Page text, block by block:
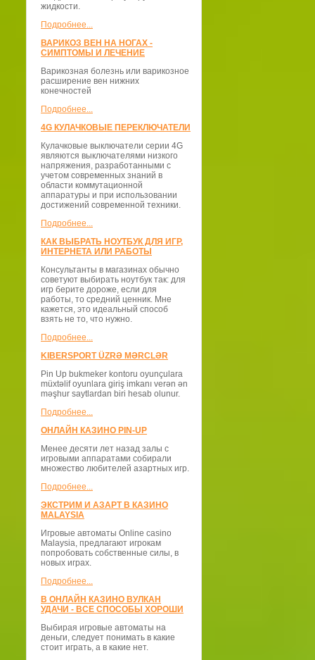
жидкости.
Подробнее...
ВАРИКОЗ ВЕН НА НОГАХ -
СИМПТОМЫ И ЛЕЧЕНИЕ
Варикозная болезнь или варикозное
расширение вен нижних
конечностей
Подробнее...
4G КУЛАЧКОВЫЕ ПЕРЕКЛЮЧАТЕЛИ
Кулачковые выключатели серии 4G
являются выключателями низкого
напряжения, разработанными с
учетом современных знаний в
области коммутационной
аппаратуры и при использовании
достижений современной техники.
Подробнее...
КАК ВЫБРАТЬ НОУТБУК ДЛЯ ИГР,
ИНТЕРНЕТА ИЛИ РАБОТЫ
Консультанты в магазинах обычно
советуют выбирать ноутбук так: для
игр берите дороже, если для
работы, то средний ценник. Мне
кажется, это идеальный способ
взять не то, что нужно.
Подробнее...
KIBERSPORT ÜZRƏ MƏRCLƏR
Pin Up bukmeker kontoru oyunçulara
müxtəlif oyunlara giriş imkanı verən ən
məşhur saytlardan biri hesab olunur.
Подробнее...
ОНЛАЙН КАЗИНО PIN-UP
Менее десяти лет назад залы с
игровыми аппаратами собирали
множество любителей азартных игр.
Подробнее...
ЭКСТРИМ И АЗАРТ В КАЗИНО
MALAYSIA
Игровые автоматы Online casino
Malaysia, предлагают игрокам
попробовать собственные силы, в
новых играх.
Подробнее...
В ОНЛАЙН КАЗИНО ВУЛКАН
УДАЧИ - ВСЕ СПОСОБЫ ХОРОШИ
Выбирая игровые автоматы на
деньги, следует понимать в какие
стоит играть, а в какие нет.